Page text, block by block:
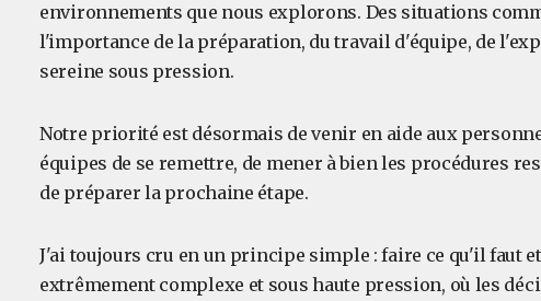
environnements que nous explorons. Des situations
l'importance de la préparation, du travail d'équipe, de
sereine sous pression.
Notre priorité est désormais de venir en aide aux
équipes de se remettre, de mener à bien les procédures
de préparer la prochaine étape.
J'ai toujours cru en un principe simple : faire ce qu'il faut
extrêmement complexe et sous haute pression, où les